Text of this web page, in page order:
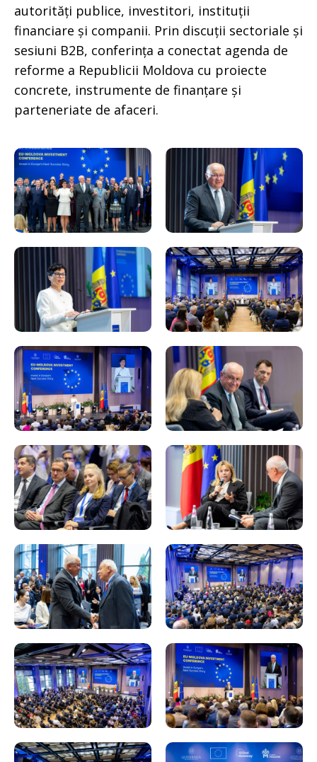
autorități publice, investitori, instituții
financiare și companii. Prin discuții sectoriale și
sesiuni B2B, conferința a conectat agenda de
reforme a Republicii Moldova cu proiecte
concrete, instrumente de finanțare și
parteneriate de afaceri.